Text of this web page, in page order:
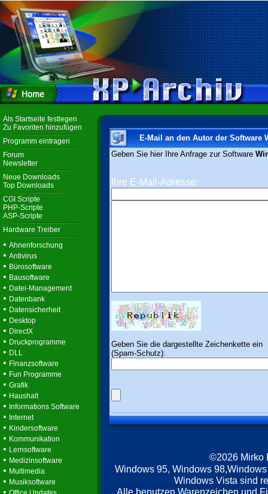
Als Startseite festlegen
Zu Favoriten hinzufügen
Programm eintragen
Forum
Newsletter
Neue Downloads
Top Downloads
CGI Scripte
PHP-Scripte
ASP-Scripte
Hardware Treiber
• Ahnenforschung
• Antivirus
• Bürosoftware
• Bausoftware
• Datei-Management
• Datenbank
• Datensicherheit
• Desktop
• DirectX
• Druckprogramme
• DLL
• Finanzsoftware
• Fun Programme
• Grafik
• Haushalt
• Informations Software
• Internet
• Kindersoftware
• Kommunikation
• Lernsoftware
• Medizinsoftware
• Multimedia
• Musiksoftware
•
E-Mail an den Autor der Software
Geben Sie hier Ihre Anfrage zur Software
Ihre E-Mail-Adresse:
Geben Sie die dargestellte Zeichenkette ein
(Spam-Schutz):
©2026 Mirko
Windows 95, Windows
Windows Vista sind
Alle benutzen Warenzeichen und